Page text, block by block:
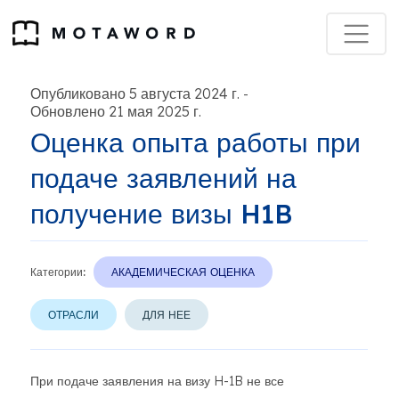
Опубликовано 5 августа 2024 г. -
Обновлено 21 мая 2025 г.
Оценка опыта работы при
подаче заявлений на
получение визы H1B
Категории: АКАДЕМИЧЕСКАЯ ОЦЕНКА
ОТРАСЛИ ДЛЯ НЕЕ
При подаче заявления на визу H-1B не все